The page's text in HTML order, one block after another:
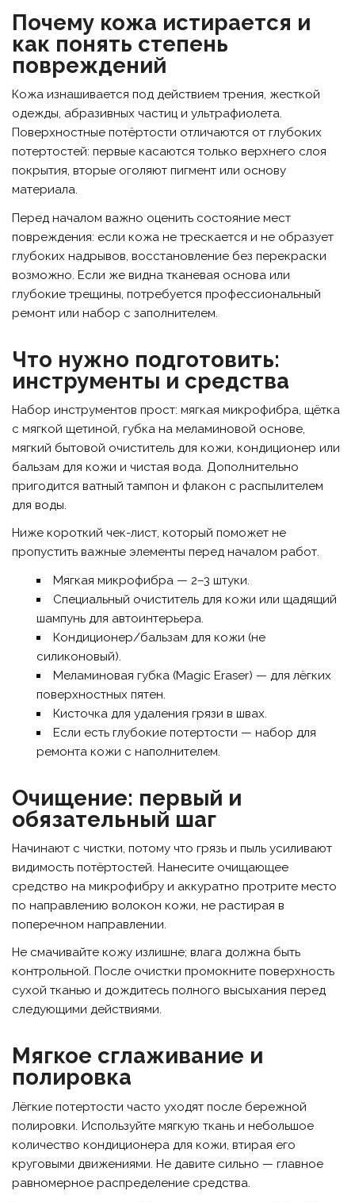
Почему кожа истирается и
как понять степень
повреждений
Кожа изнашивается под действием трения, жесткой
одежды, абразивных частиц и ультрафиолета.
Поверхностные потёртости отличаются от глубоких
потертостей: первые касаются только верхнего слоя
покрытия, вторые оголяют пигмент или основу
материала.
Перед началом важно оценить состояние мест
повреждения: если кожа не трескается и не образует
глубоких надрывов, восстановление без перекраски
возможно. Если же видна тканевая основа или
глубокие трещины, потребуется профессиональный
ремонт или набор с заполнителем.
Что нужно подготовить:
инструменты и средства
Набор инструментов прост: мягкая микрофибра, щётка
с мягкой щетиной, губка на меламиновой основе,
мягкий бытовой очиститель для кожи, кондиционер или
бальзам для кожи и чистая вода. Дополнительно
пригодится ватный тампон и флакон с распылителем
для воды.
Ниже короткий чек-лист, который поможет не
пропустить важные элементы перед началом работ.
Мягкая микрофибра — 2–3 штуки.
Специальный очиститель для кожи или щадящий
шампунь для автоинтерьера.
Кондиционер/бальзам для кожи (не
силиконовый).
Меламиновая губка (Magic Eraser) — для лёгких
поверхностных пятен.
Кисточка для удаления грязи в швах.
Если есть глубокие потертости — набор для
ремонта кожи с наполнителем.
Очищение: первый и
обязательный шаг
Начинают с чистки, потому что грязь и пыль усиливают
видимость потёртостей. Нанесите очищающее
средство на микрофибру и аккуратно протрите место
по направлению волокон кожи, не растирая в
поперечном направлении.
Не смачивайте кожу излишне; влага должна быть
контрольной. После очистки промокните поверхность
сухой тканью и дождитесь полного высыхания перед
следующими действиями.
Мягкое сглаживание и
полировка
Лёгкие потертости часто уходят после бережной
полировки. Используйте мягкую ткань и небольшое
количество кондиционера для кожи, втирая его
круговыми движениями. Не давите сильно — главное
равномерное распределение средства.